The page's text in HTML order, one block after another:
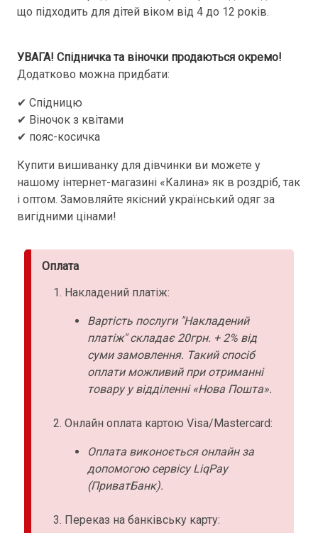
що підходить для дітей віком від 4 до 12 років.
УВАГА! Спідничка та віночки продаються окремо!
Додатково можна придбати:
✔ Спідницю
✔ Віночок з квітами
✔ пояс-косичка
Купити вишиванку для дівчинки ви можете у
нашому інтернет-магазині «Калина» як в роздріб, так
і оптом. Замовляйте якісний український одяг за
вигідними цінами!
Оплата
Накладений платіж:
Вартість послуги "Накладений
платіж" складає 20грн. + 2% від
суми замовлення. Такий спосіб
оплати можливий при отриманні
товару у відділенні «Нова Пошта».
Онлайн оплата картою Visa/Mastercard:
Оплата виконоється онлайн за
допомогою сервісу LiqPay
(ПриватБанк).
Переказ на банківську карту: